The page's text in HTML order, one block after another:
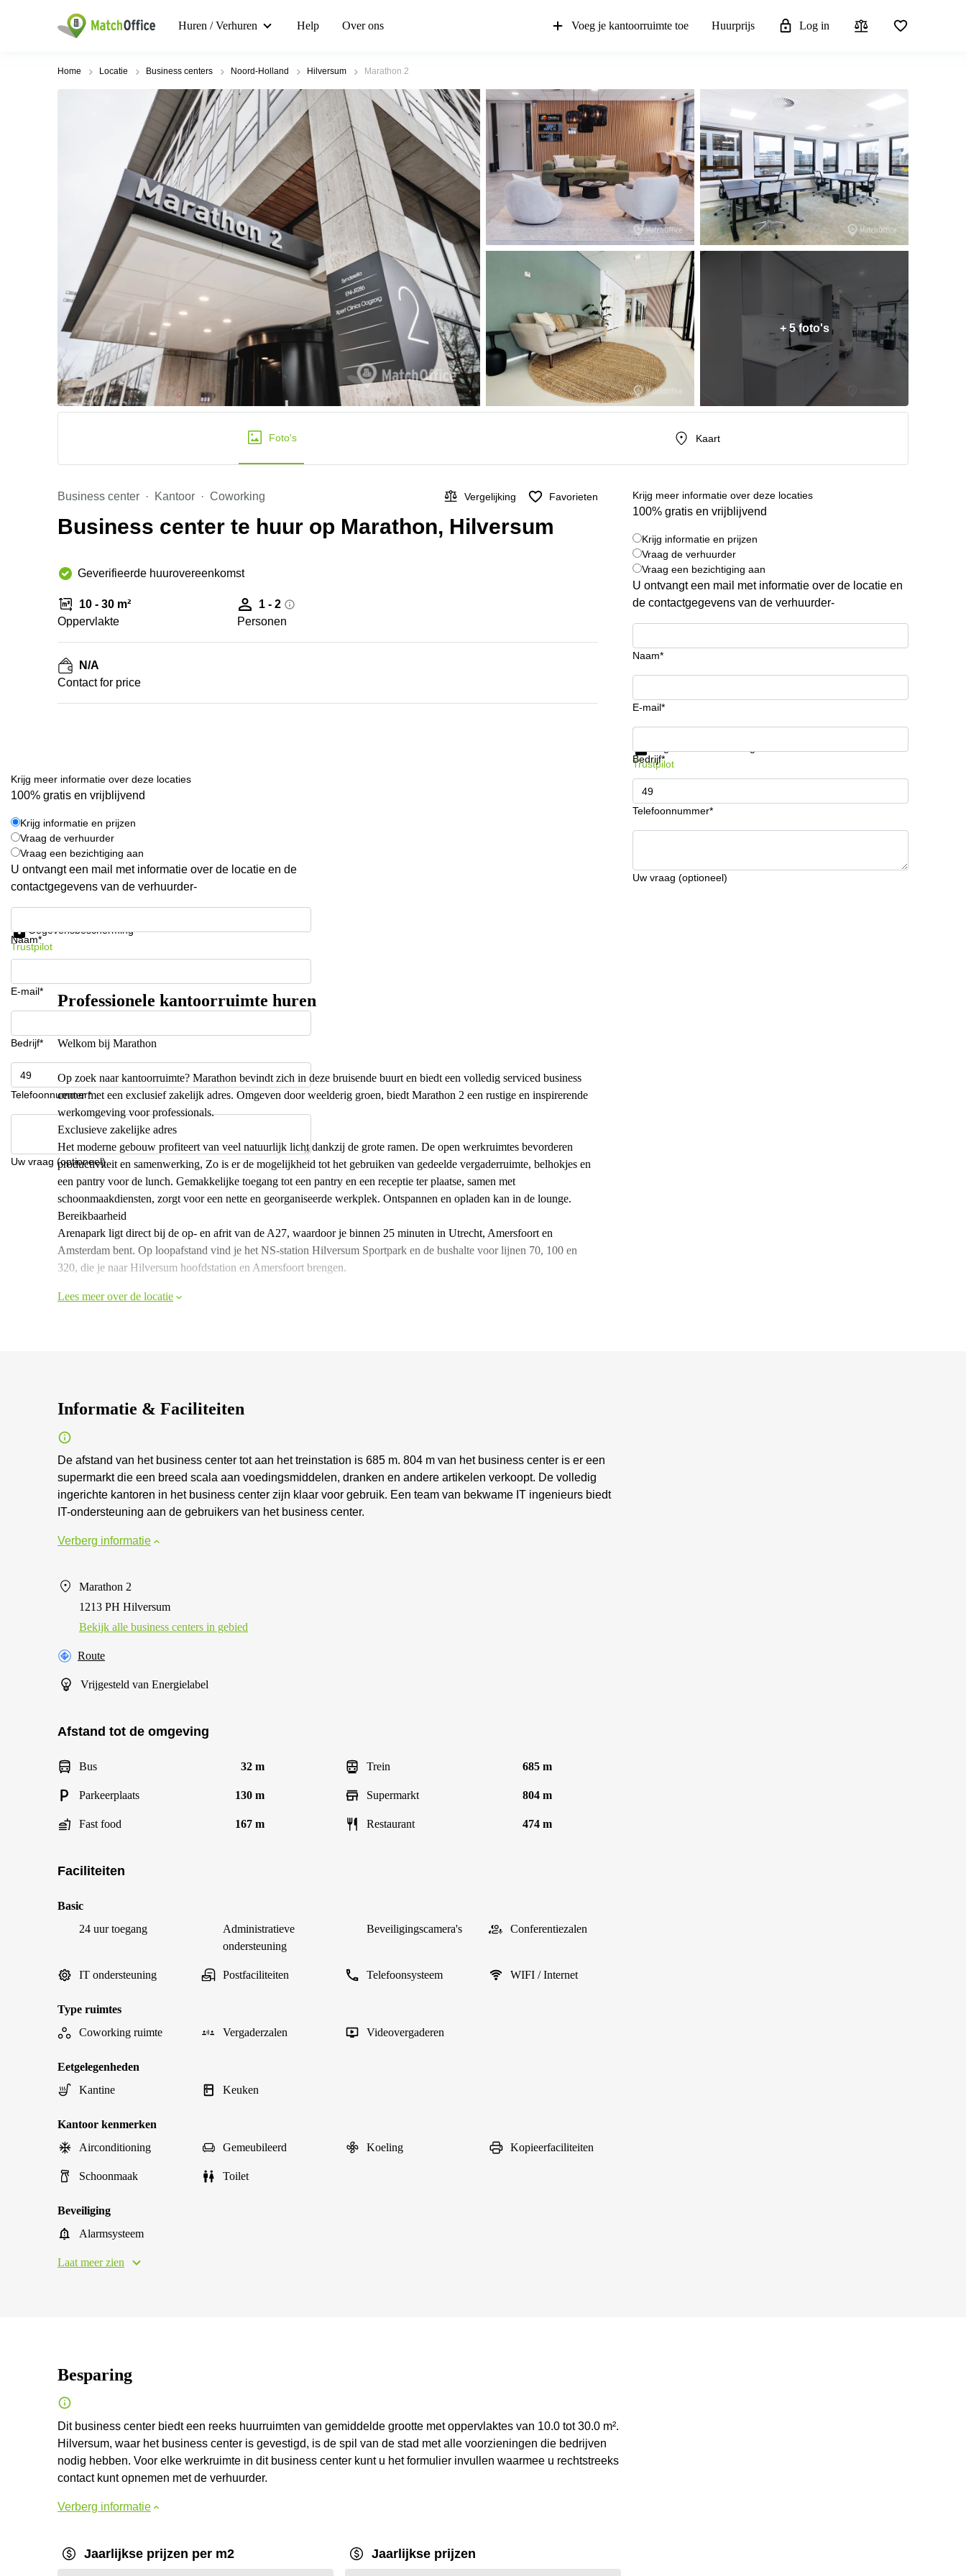
Huren / Verhuren Help Over ons Voeg je kantoorruimte toe Huurprijs Log in
Home Locatie Business centers Noord-Holland Hilversum Marathon 2
+ 5 foto's
Foto's Kaart
Business center Kantoor Coworking Vergelijking Favorieten
Business center te huur op Marathon, Hilversum
Geverifieerde huurovereenkomst
10 - 30 m²
Oppervlakte
1 - 2
Personen
N/A
Contact for price
Krijg meer informatie over deze locaties
100% gratis en vrijblijvend
Krijg informatie en prijzen
Vraag de verhuurder
Vraag een bezichtiging aan
U ontvangt een mail met informatie over de locatie en
de contactgegevens van de verhuurder-
Naam*
E-mail*
Bedrijf*
Telefoonnummer*
Uw vraag (optioneel)
Krijg informatie en prijzen
Trustpilot
Krijg meer informatie over deze locaties
100% gratis en vrijblijvend
Krijg informatie en prijzen
Vraag de verhuurder
Vraag een bezichtiging aan
U ontvangt een mail met informatie over de locatie en de
contactgegevens van de verhuurder-
Naam*
E-mail*
Bedrijf*
Telefoonnummer*
Uw vraag (optioneel)
Gegevensbescherming
Trustpilot
Professionele kantoorruimte huren
Welkom bij Marathon
Op zoek naar kantoorruimte? Marathon bevindt zich in deze bruisende buurt en biedt een volledig serviced business
center met een exclusief zakelijk adres. Omgeven door weelderig groen, biedt Marathon 2 een rustige en inspirerende
werkomgeving voor professionals.
Exclusieve zakelijke adres
Het moderne gebouw profiteert van veel natuurlijk licht dankzij de grote ramen. De open werkruimtes bevorderen
productiviteit en samenwerking, Zo is er de mogelijkheid tot het gebruiken van gedeelde vergaderruimte, belhokjes en
een pantry voor de lunch. Gemakkelijke toegang tot een pantry en een receptie ter plaatse, samen met
schoonmaakdiensten, zorgt voor een nette en georganiseerde werkplek. Ontspannen en opladen kan in de lounge.
Bereikbaarheid
Arenapark ligt direct bij de op- en afrit van de A27, waardoor je binnen 25 minuten in Utrecht, Amersfoort en
Amsterdam bent. Op loopafstand vind je het NS-station Hilversum Sportpark en de bushalte voor lijnen 70, 100 en
320, die je naar Hilversum hoofdstation en Amersfoort brengen.
Lees meer over de locatie
Informatie & Faciliteiten
De afstand van het business center tot aan het treinstation is 685 m. 804 m van het business center is er een
supermarkt die een breed scala aan voedingsmiddelen, dranken en andere artikelen verkoopt. De volledig
ingerichte kantoren in het business center zijn klaar voor gebruik. Een team van bekwame IT ingenieurs biedt
IT-ondersteuning aan de gebruikers van het business center.
Verberg informatie
Marathon 2
1213 PH Hilversum
Bekijk alle business centers in gebied
Route
Vrijgesteld van Energielabel
Afstand tot de omgeving
Bus 32 m Trein 685 m
Parkeerplaats 130 m Supermarkt 804 m
Fast food 167 m Restaurant 474 m
Faciliteiten
Basic
24 uur toegang
Administratieve
ondersteuning
Beveiligingscamera's Conferentiezalen
IT ondersteuning Postfaciliteiten Telefoonsysteem WIFI / Internet
Type ruimtes
Coworking ruimte
Vergaderzalen Videovergaderen
Eetgelegenheden
Kantine
Keuken
Kantoor kenmerken
Airconditioning
Gemeubileerd Koeling Kopieerfaciliteiten
Schoonmaak Toilet
Beveiliging
Alarmsysteem
Laat meer zien
Besparing
Dit business center biedt een reeks huurruimten van gemiddelde grootte met oppervlaktes van 10.0 tot 30.0 m².
Hilversum, waar het business center is gevestigd, is de spil van de stad met alle voorzieningen die bedrijven
nodig hebben. Voor elke werkruimte in dit business center kunt u het formulier invullen waarmee u rechtstreeks
contact kunt opnemen met de verhuurder.
Verberg informatie
Jaarlijkse prijzen per m2 Jaarlijkse prijzen